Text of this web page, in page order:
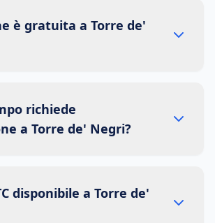
è gratuita a Torre de'
richiede
a Torre de' Negri?
disponibile a Torre de'